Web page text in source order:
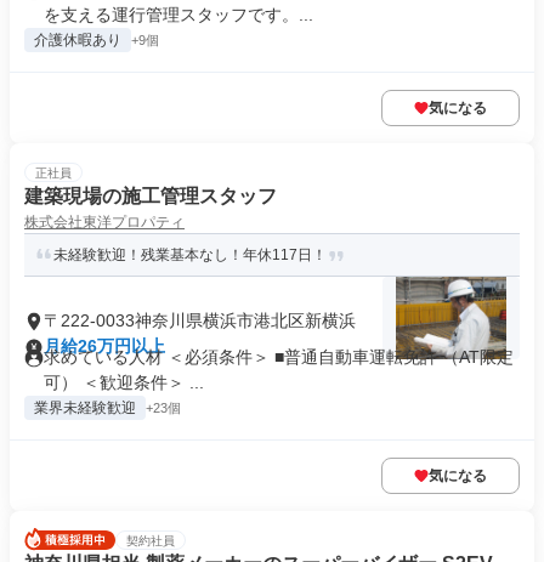
を支える運行管理スタッフです。...
介護休暇あり +9個
気になる
正社員
建築現場の施工管理スタッフ
株式会社東洋プロパティ
未経験歓迎！残業基本なし！年休117日！
〒222-0033神奈川県横浜市港北区新横浜
月給26万円以上
求めている人材 ＜必須条件＞ ■普通自動車運転免許 （AT限定
可） ＜歓迎条件＞ ...
業界未経験歓迎 +23個
気になる
契約社員